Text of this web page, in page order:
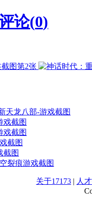
论(0)
天龙八部-游戏截图
戏截图
戏截图
截图
截图
裂痕游戏截图
关于17173 | 人